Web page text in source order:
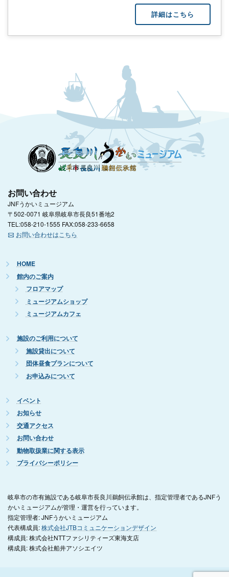
詳細はこちら
お問い合わせ
JNFうかいミュージアム
〒502-0071 岐阜県岐阜市長良51番地2
TEL:058-210-1555 FAX:058-233-6658
お問い合わせはこちら
HOME
館内のご案内
フロアマップ
ミュージアムショップ
ミュージアムカフェ
施設のご利用について
施設貸出について
団体昼食プランについて
お申込みについて
イベント
お知らせ
交通アクセス
お問い合わせ
動物取扱業に関する表示
プライバシーポリシー
岐阜市の市有施設である岐阜市長良川鵜飼伝承館は、指定管理者であるJNFう
かいミュージアムが管理・運営を行っています。
指定管理者: JNFうかいミュージアム
代表構成員:株式会社JTBコミュニケーションデザイン
構成員: 株式会社NTTファシリティーズ東海支店
構成員: 株式会社船井アソシエイツ